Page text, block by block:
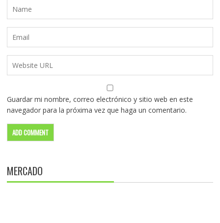
Guardar mi nombre, correo electrónico y sitio web en este
navegador para la próxima vez que haga un comentario.
MERCADO